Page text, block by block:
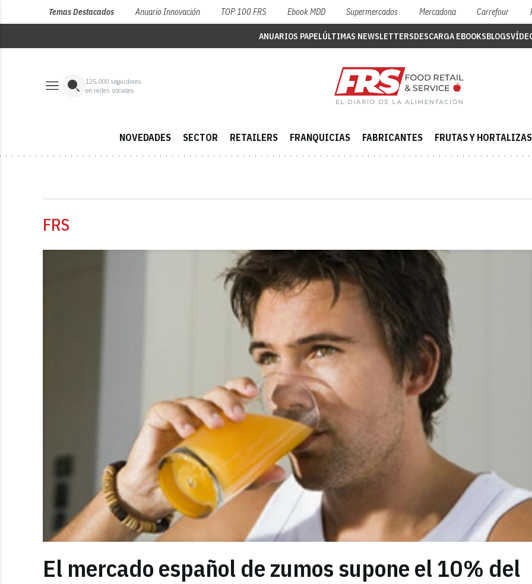
Temas Destacados Anuario Innovación TOP 100 FRS Ebook MDD Supermercados Mercadona Carrefour
ANUARIOS PAPELÚLTIMAS NEWSLETTERSDESCARGA EBOOKSBLOGS
125,000 seguidores
en redes sociales
NOVEDADES SECTOR RETAILERS FRANQUICIAS FABRICANTES FRUTAS Y HORTALIZAS
FRS
El mercado español de zumos supone el 10% del